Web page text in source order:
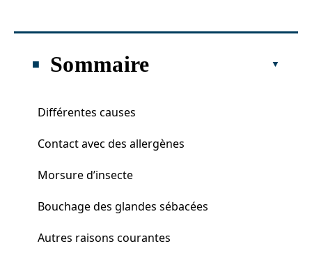
Sommaire
Différentes causes
Contact avec des allergènes
Morsure d’insecte
Bouchage des glandes sébacées
Autres raisons courantes